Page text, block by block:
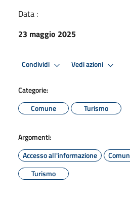
Data :
23 maggio 2025
Condividi Vedi azioni
Categorie:
Comune
Turismo
Argomenti:
Accesso all'informazione
Turismo